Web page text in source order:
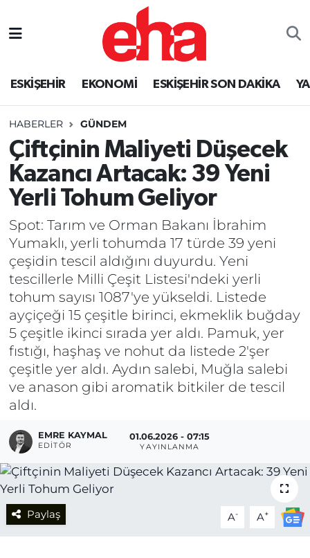
ESKİŞEHİR EKONOMİ ESKİŞEHİR SON DAKİKA
HABERLER GÜNDEM
Çiftçinin Maliyeti Düşecek
Kazancı Artacak: 39 Yeni
Yerli Tohum Geliyor
Spot: Tarım ve Orman Bakanı İbrahim
Yumaklı, yerli tohumda 17 türde 39 yeni
çeşidin tescil aldığını duyurdu. Yeni
tescillerle Milli Çeşit Listesi'ndeki yerli
tohum sayısı 1087'ye yükseldi. Listede
ayçiçeği 15 çeşitle birinci, ekmeklik buğday
5 çeşitle ikinci sırada yer aldı. Pamuk, yer
fıstığı, haşhaş ve nohut da listede 2'şer
çeşitle yer aldı. Aydın salebi, Muğla salebi
ve anason gibi aromatik bitkiler de tescil
aldı.
EMRE KAYMAL
EDITÖR
01.06.2026 - 07:15
YAYINLANMA
Paylaş A- A+